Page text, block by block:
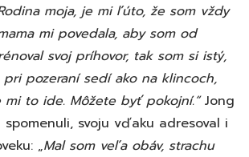
moja, je mi ľúto, že som vždy
mi povedala, aby som od
svoj príhovor, tak som si istý,
pozeraní sedí ako na klincoch,
mi to ide. Môžete byť pokojní.“Jong
spomenuli, svoju vďaku adresoval i
„Mal som veľa obáv, strachu